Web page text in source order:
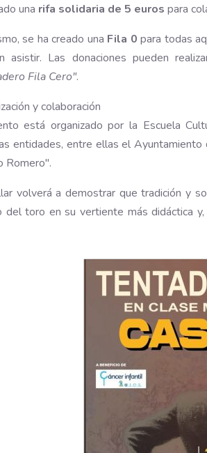
una rifa solidaria de 5 euros para
se ha creado una Fila 0 para todas
asistir. Las donaciones pueden
Fila Cero".
y colaboración
está organizado por la Escuela
entidades, entre ellas el Ayuntamiento
Romero".
volverá a demostrar que tradición y
del toro en su vertiente más didáctica